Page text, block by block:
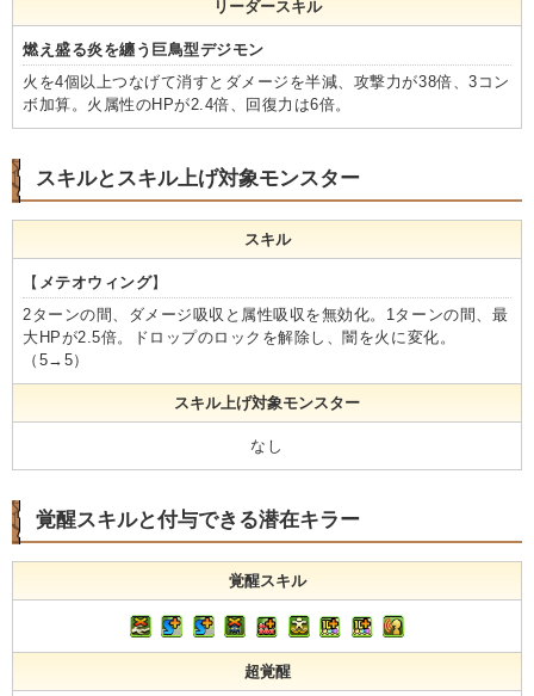
リーダースキル
燃え盛る炎を纏う巨鳥型デジモン
火を4個以上つなげて消すとダメージを半減、攻撃力が38倍、3コン
ボ加算。火属性のHPが2.4倍、回復力は6倍。
スキルとスキル上げ対象モンスター
スキル
【 メテオウィング】
2ターンの間、ダメージ吸収と属性吸収を無効化。1ターンの間、最
大HPが2.5倍。ドロップのロックを解除し、闇を火に変化。
（5→5）
スキル上げ対象モンスター
なし
覚醒スキルと付与できる潜在キラー
覚醒スキル
超覚醒